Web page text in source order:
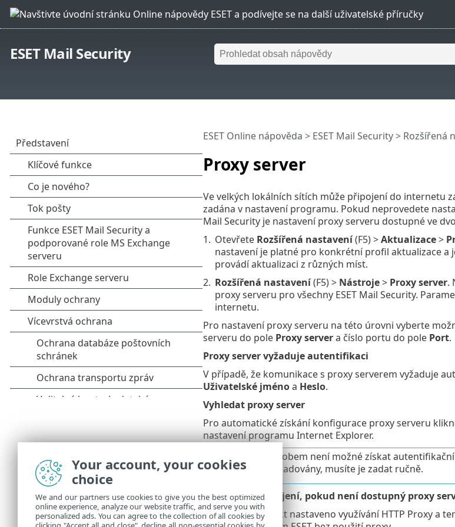
ESET Mail Security
Proxy server
ESET Online nápověda > ESET Mail Security> Rozšířená
Ve velkých lokálních sítích může připojení do internetu
zadána v nastavení programu. Pokud neprovedete
Mail Security je nastavení proxy serveru dostupné ve
1. Otevřete Rozšířená nastavení(F5) >Aktualizace>
nastavení je platné pro konkrétní profil aktualizace
provádí aktualizaci z různých míst.
2. Rozšířená nastavení(F5) > Nástroje> Proxy server.
proxy serveru pro všechny ESET Mail Security.
internetu.
Pro nastavení proxy serveru na této úrovni vyberte
serveru do pole Proxy servera číslo portu do pole Port.
Proxy server vyžaduje autentifikaci
V případě, že komunikace s proxy serverem vyžaduje
Uživatelské jménoa Heslo.
Vyhledat proxy server
Pro automatické získání konfigurace proxy serveru
nastavení programu Internet Explorer.
Tímto způsobem není možné získat
serveru vyžadovány, musíte je zadat ručně.
Použít přímé spojení, pokud není dostupný proxy
Pokud má produkt nastaveno využívání HTTP Proxy a
Your account, your cookies
choice
We and our partners use cookies to give you the best optimized
online experience, analyze our website traffic, and serve you with
personalized ads. You can agree to the collection of all cookies by